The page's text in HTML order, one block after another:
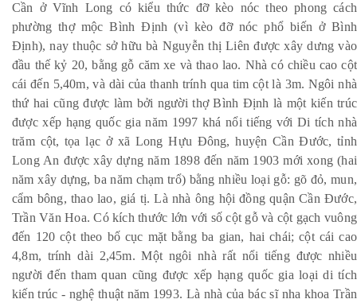
Cần ở Vĩnh Long có kiểu thức đỡ kèo nóc theo phong cách
phường thợ mộc Bình Định (vì kèo đỡ nóc phổ biến ở Bình
Định), nay thuộc sở hữu bà Nguyễn thị Liên được xây dưng vào
đầu thế kỷ 20, bằng gỗ căm xe và thao lao. Nhà có chiều cao cột
cái đến 5,40m, và dài của thanh trính qua tim cột là 3m. Ngôi nhà
thứ hai cũng được làm bởi người thợ Bình Định là một kiến trúc
được xếp hạng quốc gia năm 1997 khá nổi tiếng với Di tích nhà
trăm cột, tọa lạc ở xã Long Hựu Đông, huyện Cần Đước, tỉnh
Long An được xây dựng năm 1898 đến năm 1903 mới xong (hai
năm xây dựng, ba năm chạm trổ) bằng nhiều loại gỗ: gõ đỏ, mun,
cẩm bông, thao lao, giá tị. Là nhà ông hội đồng quận Cần Đước,
Trần Văn Hoa. Có kích thước lớn với số cột gỗ và cột gạch vuông
đến 120 cột theo bố cục mặt bằng ba gian, hai chái; cột cái cao
4,8m, trính dài 2,45m. Một ngôi nhà rất nổi tiếng được nhiều
người đến tham quan cũng được xếp hạng quốc gia loại di tích
kiến trúc - nghệ thuật năm 1993. Là nhà của bác sĩ nha khoa Trần